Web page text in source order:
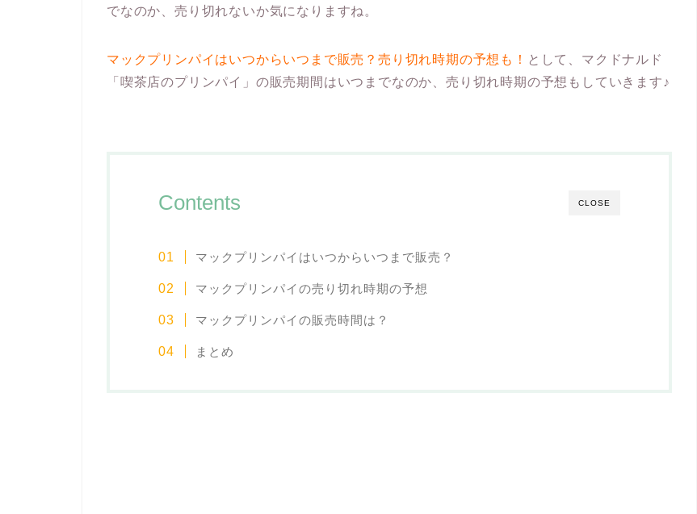
でなのか、売り切れないか気になりますね。
マックプリンパイはいつからいつまで販売？売り切れ時期の予想も！
として、マクドナルド
「喫茶店のプリンパイ」の販売期間はいつまでなのか、売り切れ時期の予想もしていきます♪
CLOSE
Contents
マックプリンパイはいつからいつまで販売？
マックプリンパイの売り切れ時期の予想
マックプリンパイの販売時間は？
まとめ